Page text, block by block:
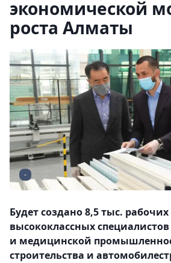
экономической
роста Алматы
-
Будет создано 8,5 тыс.
высококлассных
и медицинской
строительства и